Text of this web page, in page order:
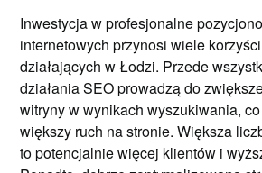
Inwestycja w profesjonalne
internetowych przynosi wiele
działających w Łodzi. Przede
działania SEO prowadzą do
witryny w wynikach wyszukiwania,
większy ruch na stronie. Większa
to potencjalnie więcej klientów i